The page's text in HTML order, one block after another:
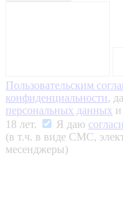
Пользовательским
конфиденциальности,
персональных данных
18 лет.
Я даю
(в т.ч. в виде СМС,
месенджеры)